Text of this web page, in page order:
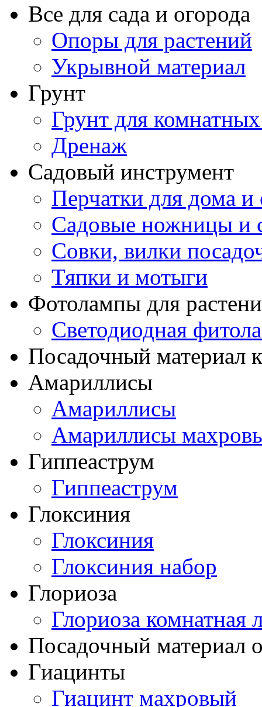
Все для сада и огорода
Опоры для растений
Укрывной материал
Грунт
Грунт для
Дренаж
Садовый инструмент
Перчатки для дома и
Садовые ножницы и
Совки, вилки
Тяпки и мотыги
Фотолампы для
Светодиодная
Посадочный материал
Амариллисы
Амариллисы
Амариллисы
Гиппеаструм
Гиппеаструм
Глоксиния
Глоксиния
Глоксиния набор
Глориоза
Глориоза комнатная
Посадочный материал
Гиацинты
Гиацинт махровый